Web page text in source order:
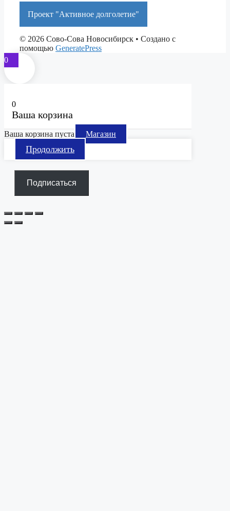
Проект "Активное долголетие"
© 2026 Сово-Сова Новосибирск • Создано с
помощью GeneratePress
0
0
Ваша корзина
Ваша корзина пуста Магазин
Продолжить
Подписаться